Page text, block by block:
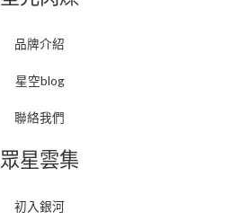
品牌介紹
星空blog
聯絡我們
眾星雲集
初入銀河